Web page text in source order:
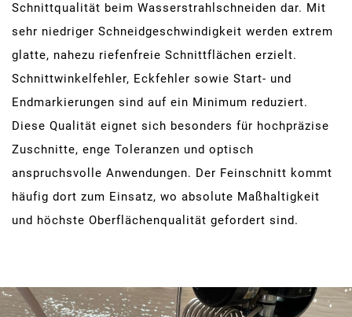
Schnittqualität beim Wasserstrahlschneiden dar. Mit
sehr niedriger Schneidgeschwindigkeit werden extrem
glatte, nahezu riefenfreie Schnittflächen erzielt.
Schnittwinkelfehler, Eckfehler sowie Start- und
Endmarkierungen sind auf ein Minimum reduziert.
Diese Qualität eignet sich besonders für hochpräzise
Zuschnitte, enge Toleranzen und optisch
anspruchsvolle Anwendungen. Der Feinschnitt kommt
häufig dort zum Einsatz, wo absolute Maßhaltigkeit
und höchste Oberflächenqualität gefordert sind.